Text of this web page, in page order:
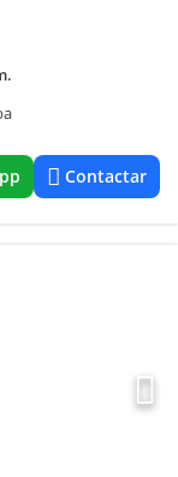
Contactar